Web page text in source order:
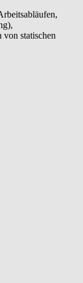
von statischen